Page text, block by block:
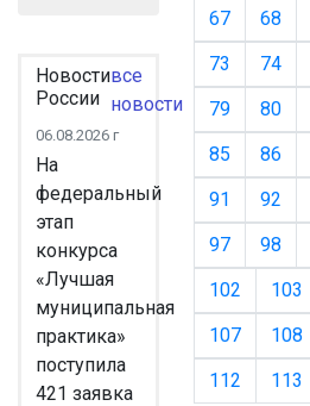
Новости
России
все
новости
06.08.2026 г
На
федеральный
этап
конкурса
«Лучшая
муниципальная
практика»
поступила
421 заявка
67
68
73
74
79
80
85
86
91
92
97
98
102
103
107
108
112
113